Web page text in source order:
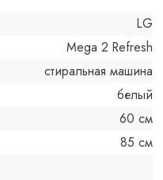
LG
Mega 2 Refresh
стиральная машина
белый
60 см
85 см